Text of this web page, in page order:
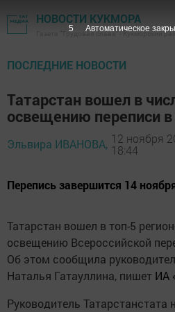
НОВОСТИ КУКМОРА
Газета "Трудовая слава" - Кукморский
ПОСЛЕДНИЕ НОВОСТИ
Татарстан вошел в
освещению переписи
Эльвира ИВАНОВА, 12 ноября
18:44
Перепись завершится 14
Татарстан вошел в топ-5
освещению Всероссийской
Об этом сообщила
Наталья Гатауллина, пишет ИА
Руководитель Татарстанстата
4 Автоматическое